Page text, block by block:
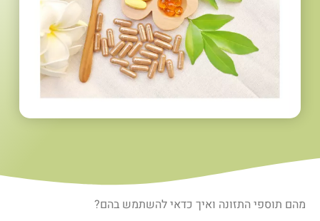
מהם תוספי התזונה ואיך כדאי להשתמש בהם?